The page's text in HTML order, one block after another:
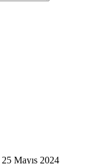
25 Mayıs 2024